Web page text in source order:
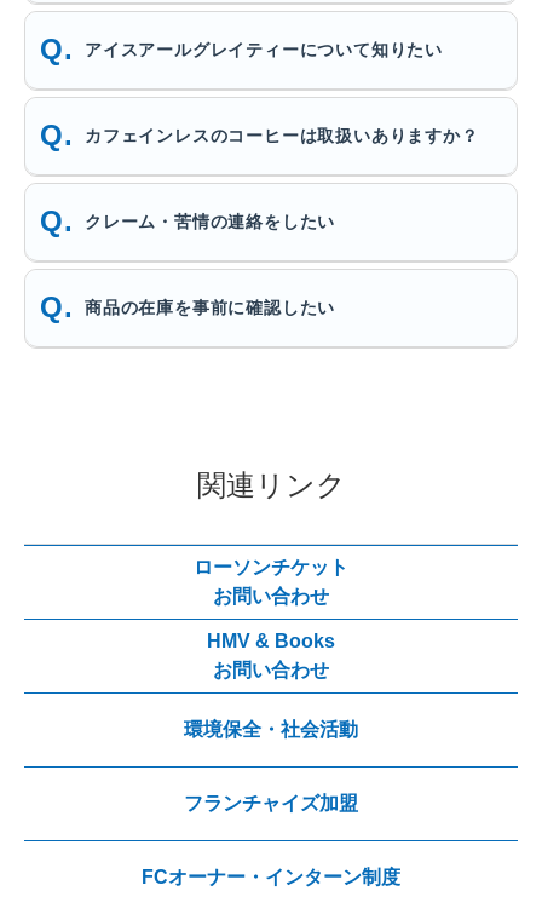
アイスアールグレイティーについて知りたい
カフェインレスのコーヒーは取扱いありますか？
クレーム・苦情の連絡をしたい
商品の在庫を事前に確認したい
関連リンク
ローソンチケット
お問い合わせ
HMV & Books
お問い合わせ
環境保全・社会活動
フランチャイズ加盟
FCオーナー・インターン制度